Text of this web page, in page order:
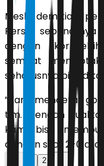
Meski demikian,
Persib sebenarnya
dengan skor
sempat
seharusnya bisa
”Kami mencetak
tim. Dengan
kami bisa
dengan skor 2-0
2